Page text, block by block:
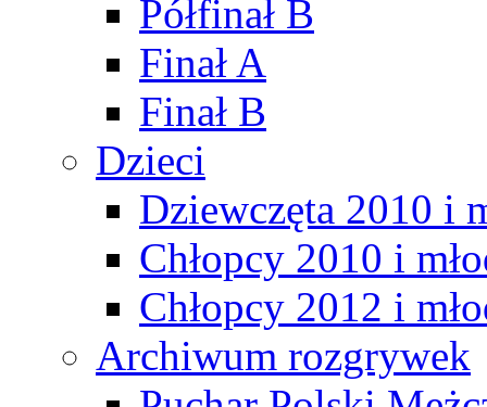
Półfinał B
Finał A
Finał B
Dzieci
Dziewczęta 2010 i
Chłopcy 2010 i
Chłopcy 2012 i
Archiwum rozgrywek